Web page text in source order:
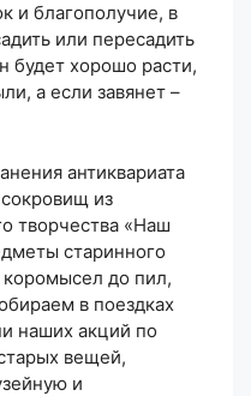
и благополучие, в
или пересадить
будет хорошо расти,
а если завянет –
антиквариата
из
творчества «Наш
старинного
до пил,
в поездках
наших акций по
вещей,
и